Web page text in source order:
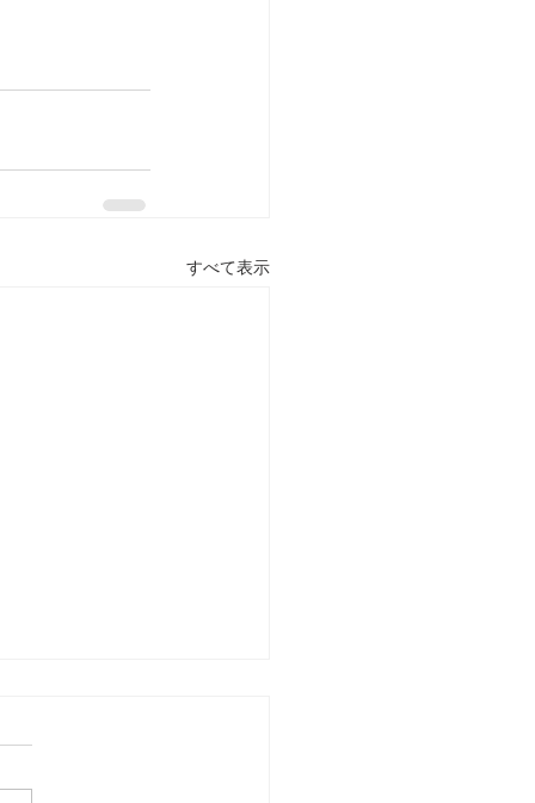
すべて表示